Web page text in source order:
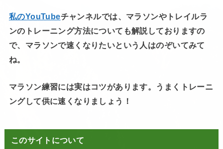
私のYouTubeチャンネルでは、マラソンやトレイルラ
ンのトレーニング方法についても解説しておりますの
で、マラソンで速くなりたいという人はのぞいてみて
ね。
マラソン練習には実はコツがあります。うまくトレーニ
ングして供に速くなりましょう！
このサイトについて